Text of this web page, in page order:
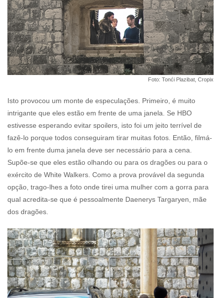
Foto: Tonći Plazibat, Cropix
Isto provocou um monte de especulações. Primeiro, é muito
intrigante que eles estão em frente de uma janela. Se HBO
estivesse esperando evitar spoilers, isto foi um jeito terrível de
fazê-lo porque todos conseguiram tirar muitas fotos. Então, filmá-
lo em frente duma janela deve ser necessário para a cena.
Supõe-se que eles estão olhando ou para os dragões ou para o
exército de White Walkers. Como a prova provável da segunda
opção, trago-lhes a foto onde tirei uma mulher com a gorra para
qual acredita-se que é pessoalmente Daenerys Targaryen, mãe
dos dragões.